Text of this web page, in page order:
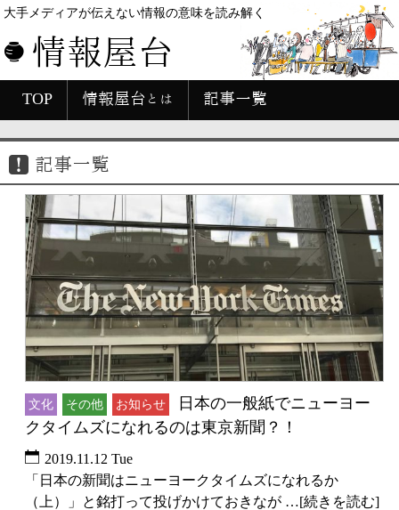
大手メディアが伝えない情報の意味を読み解く
情報屋台
TOP 情報屋台とは 記事一覧
記事一覧
文化 その他 お知らせ
日本の一般紙でニューヨー
クタイムズになれるのは東京新聞？！
2019.11.12 Tue
「日本の新聞はニューヨークタイムズになれるか
（上）」と銘打って投げかけておきなが …[続きを読む]